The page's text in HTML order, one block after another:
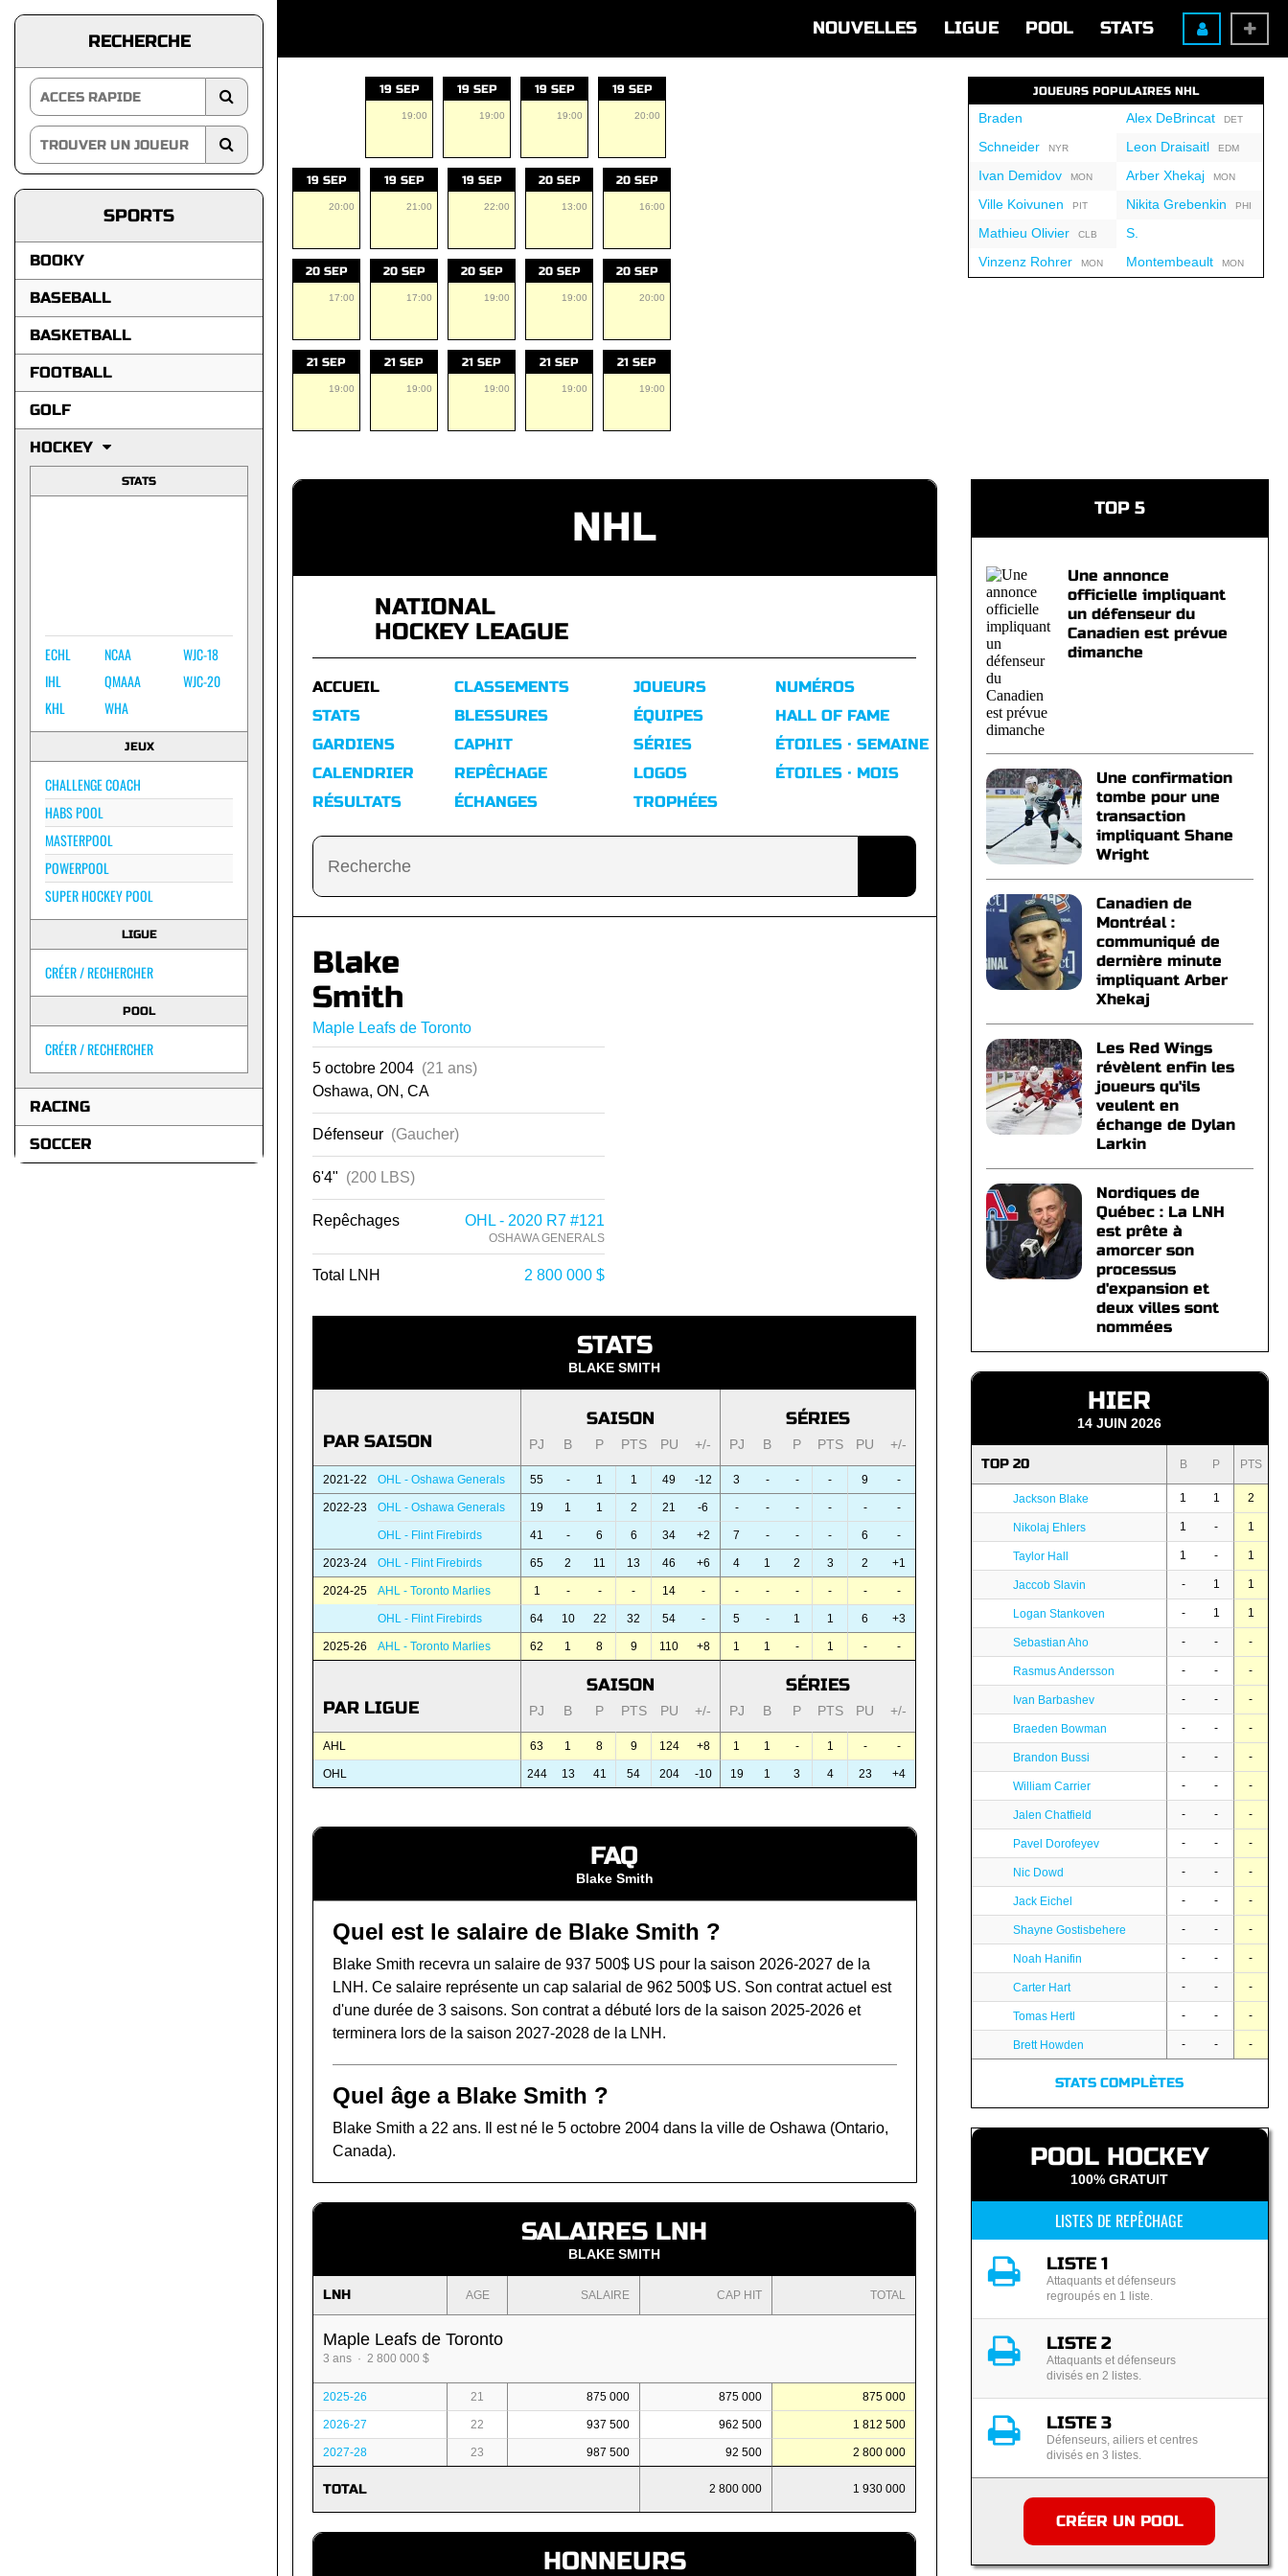
NOUVELLES LIGUE POOL STATS
RECHERCHE
SPORTS
BOOKY
BASEBALL
BASKETBALL
FOOTBALL
GOLF
HOCKEY
STATS
ECHL
IHL
KHL
NCAA
QMAAA
WHA
WJC-18
WJC-20
JEUX
CHALLENGE COACH
HABS POOL
MASTERPOOL
POWERPOOL
SUPER HOCKEY POOL
LIGUE
CRÉER / RECHERCHER
POOL
CRÉER / RECHERCHER
RACING
SOCCER
19 SEP
19:00
19 SEP
19:00
19 SEP
19:00
19 SEP
20:00
19 SEP
20:00
19 SEP
21:00
19 SEP
22:00
20 SEP
13:00
20 SEP
16:00
20 SEP
17:00
20 SEP
17:00
20 SEP
19:00
20 SEP
19:00
20 SEP
20:00
21 SEP
19:00
21 SEP
19:00
21 SEP
19:00
21 SEP
19:00
21 SEP
19:00
JOUEURS POPULAIRES NHL
Braden
SchneiderNYR
Ivan DemidovMON
Ville Koivunen PIT
Mathieu OlivierCLB
Vinzenz RohrerMON
Alex DeBrincatDET
Leon Draisaitl EDM
Arber XhekajMON
Nikita Grebenkin PHI
S.
MontembeaultMON
NHL
NATIONAL
HOCKEY LEAGUE
ACCUEIL
STATS
GARDIENS
CALENDRIER
RÉSULTATS
CLASSEMENTS
BLESSURES
CAPHIT
REPÊCHAGE
ÉCHANGES
JOUEURS
ÉQUIPES
SÉRIES
LOGOS
TROPHÉES
NUMÉROS
HALL OF FAME
ÉTOILES · SEMAINE
ÉTOILES · MOIS
Blake
Smith
Maple Leafs de Toronto
5 octobre 2004 (21 ans)
Oshawa, ON, CA
Défenseur (Gaucher)
6'4" (200 LBS)
Repêchages OHL - 2020 R7 #121
OSHAWA GENERALS
Total LNH 2 800 000 $
STATS
BLAKE SMITH
PAR SAISON
SAISON SÉRIES
PJ B P PTS PU +/- PJ B P PTS PU +/-
2021-22 OHL - Oshawa Generals 55 - 1 1 49 -12 3 - - - 9 -
2022-23 OHL - Oshawa Generals 19 1 1 2 21 -6 - - - - - -
OHL - Flint Firebirds 41 - 6 6 34 +2 7 - - - 6 -
2023-24 OHL - Flint Firebirds 65 2 11 13 46 +6 4 1 2 3 2 +1
2024-25 AHL - Toronto Marlies 1 - - - 14 - - - - - - -
OHL - Flint Firebirds 64 10 22 32 54 - 5 - 1 1 6 +3
2025-26 AHL - Toronto Marlies 62 1 8 9 110 +8 1 1 - 1 - -
PAR LIGUE
SAISON SÉRIES
PJ B P PTS PU +/- PJ B P PTS PU +/-
AHL 63 1 8 9 124 +8 1 1 - 1 - -
OHL 244 13 41 54 204 -10 19 1 3 4 23 +4
FAQ
Blake Smith
Quel est le salaire de Blake Smith ?
Blake Smith recevra un salaire de 937 500$ US pour la saison 2026-2027 de la
LNH. Ce salaire représente un cap salarial de 962 500$ US. Son contrat actuel est
d'une durée de 3 saisons. Son contrat a débuté lors de la saison 2025-2026 et
terminera lors de la saison 2027-2028 de la LNH.
Quel âge a Blake Smith ?
Blake Smith a 22 ans. Il est né le 5 octobre 2004 dans la ville de Oshawa (Ontario,
Canada).
SALAIRES LNH
BLAKE SMITH
LNH AGE SALAIRE CAP HIT TOTAL
Maple Leafs de Toronto
3 ans · 2 800 000 $
2025-26 21 875 000 875 000 875 000
2026-27 22 937 500 962 500 1 812 500
2027-28 23 987 500 92 500 2 800 000
TOTAL 2 800 000 1 930 000
HONNEURS
TOP 5
Une annonce
officielle impliquant
un défenseur du
Canadien est prévue
dimanche
Une confirmation
tombe pour une
transaction
impliquant Shane
Wright
Canadien de
Montréal :
communiqué de
dernière minute
impliquant Arber
Xhekaj
Les Red Wings
révèlent enfin les
joueurs qu'ils
veulent en
échange de Dylan
Larkin
Nordiques de
Québec : La LNH
est prête à
amorcer son
processus
d'expansion et
deux villes sont
nommées
HIER
14 JUIN 2026
TOP 20 B P PTS
Jackson Blake 1 1 2
Nikolaj Ehlers 1 - 1
Taylor Hall 1 - 1
Jaccob Slavin - 1 1
Logan Stankoven - 1 1
Sebastian Aho - - -
Rasmus Andersson - - -
Ivan Barbashev - - -
Braeden Bowman - - -
Brandon Bussi - - -
William Carrier - - -
Jalen Chatfield - - -
Pavel Dorofeyev - - -
Nic Dowd - - -
Jack Eichel - - -
Shayne Gostisbehere - - -
Noah Hanifin - - -
Carter Hart - - -
Tomas Hertl - - -
Brett Howden - - -
STATS COMPLÈTES
POOL HOCKEY
100% GRATUIT
LISTES DE REPÊCHAGE
LISTE 1
Attaquants et défenseurs
regroupés en 1 liste.
LISTE 2
Attaquants et défenseurs
divisés en 2 listes.
LISTE 3
Défenseurs, ailiers et centres
divisés en 3 listes.
CRÉER UN POOL